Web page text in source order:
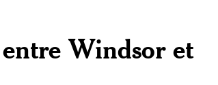
Windsor et